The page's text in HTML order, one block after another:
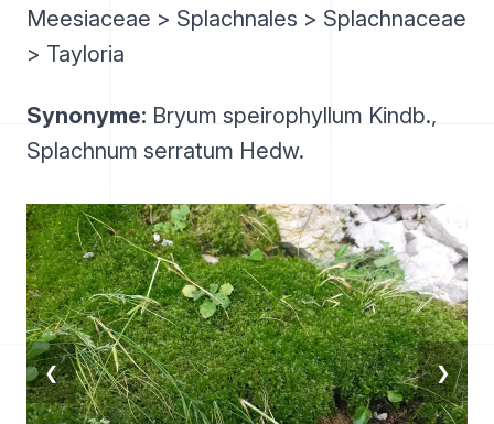
Meesiaceae > Splachnales > Splachnaceae
> Tayloria
Synonyme: Bryum speirophyllum Kindb.,
Splachnum serratum Hedw.
❮ ❯